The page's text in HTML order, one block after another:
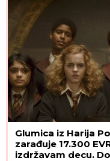
Glumica iz Harija
zarađuje 17.300
izdržavam decu.